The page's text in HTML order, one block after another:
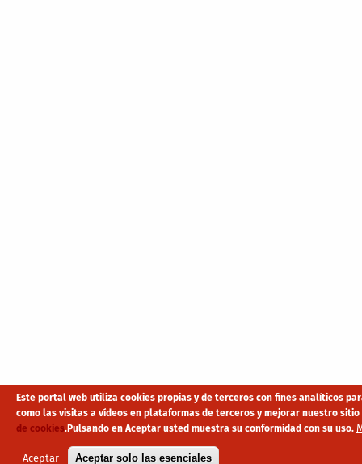
Este portal web utiliza cookies propias y de terceros con fines analíticos
como las visitas a vídeos en plataformas de terceros y mejorar nuestro
de cookies.Pulsando en Aceptar usted muestra su conformidad con su uso.
Aceptar Aceptar solo las esenciales